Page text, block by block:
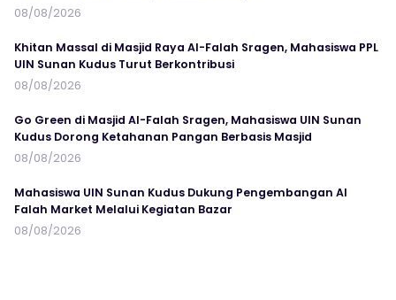
08/08/2026
Khitan Massal di Masjid Raya Al-Falah Sragen, Mahasiswa PPL
UIN Sunan Kudus Turut Berkontribusi
08/08/2026
Go Green di Masjid Al-Falah Sragen, Mahasiswa UIN Sunan
Kudus Dorong Ketahanan Pangan Berbasis Masjid
08/08/2026
Mahasiswa UIN Sunan Kudus Dukung Pengembangan Al
Falah Market Melalui Kegiatan Bazar
08/08/2026